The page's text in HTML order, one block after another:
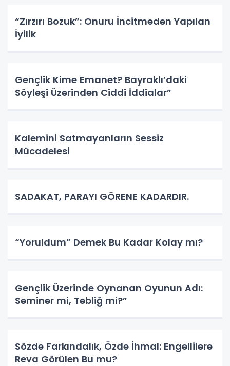
“Zırzırı Bozuk”: Onuru İncitmeden Yapılan
İyilik
Gençlik Kime Emanet? Bayraklı’daki
Söyleşi Üzerinden Ciddi İddialar”
Kalemini Satmayanların Sessiz
Mücadelesi
SADAKAT, PARAYI GÖRENE KADARDIR.
“Yoruldum” Demek Bu Kadar Kolay mı?
Gençlik Üzerinde Oynanan Oyunun Adı:
Seminer mi, Tebliğ mi?”
Sözde Farkındalık, Özde İhmal: Engellilere
Reva Görülen Bu mu?